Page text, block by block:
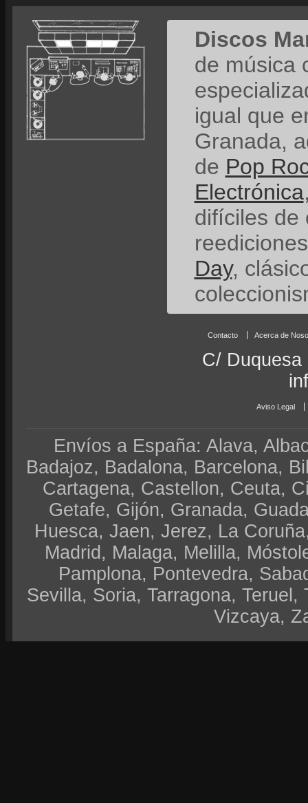
Discos
de música
igual que
Granada,
de Pop
Electrónica
difíciles de
Day,
Contacto Acerca de
C/ Duquesa
Aviso Legal
Envíos a España: Alava,
Badajoz, Badalona, Barcelona,
Cartagena, Castellon, Ceuta,
Getafe, Gijón, Granada,
Huesca, Jaen, Jerez, La
Madrid, Malaga, Melilla,
Pamplona, Pontevedra,
Sevilla, Soria, Tarragona,
Vizcaya,